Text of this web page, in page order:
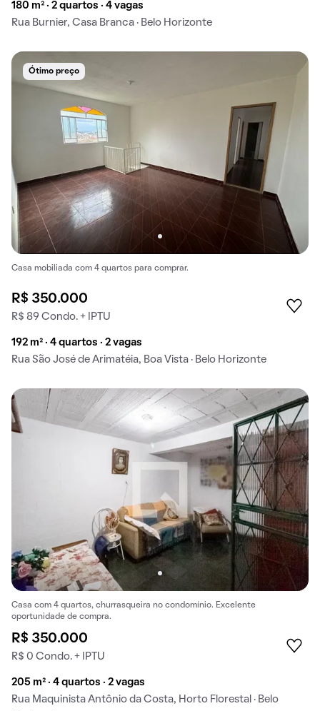
180 m² · 2 quartos · 4 vagas
Rua Burnier, Casa Branca · Belo Horizonte
Ótimo preço
Casa mobiliada com 4 quartos para comprar.
R$ 350.000
R$ 89 Condo. + IPTU
192 m² · 4 quartos · 2 vagas
Rua São José de Arimatéia, Boa Vista · Belo Horizonte
Casa com 4 quartos, churrasqueira no condomínio. Excelente
oportunidade de compra.
R$ 350.000
R$ 0 Condo. + IPTU
205 m² · 4 quartos · 2 vagas
Rua Maquinista Antônio da Costa, Horto Florestal · Belo